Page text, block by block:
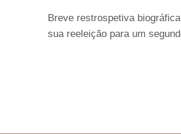
Breve restrospetiva
sua reeleição para um